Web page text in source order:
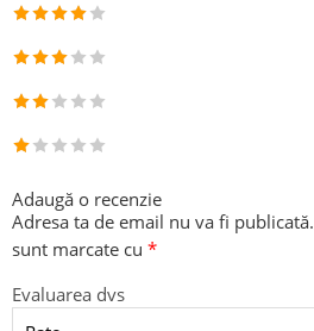
Adaugă o recenzie
Adresa ta de email nu va fi publicată.
sunt marcate cu *
Evaluarea dvs